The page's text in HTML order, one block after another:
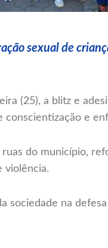
sexual de
(25), a blitz e
e
do município,
violência.
sociedade na